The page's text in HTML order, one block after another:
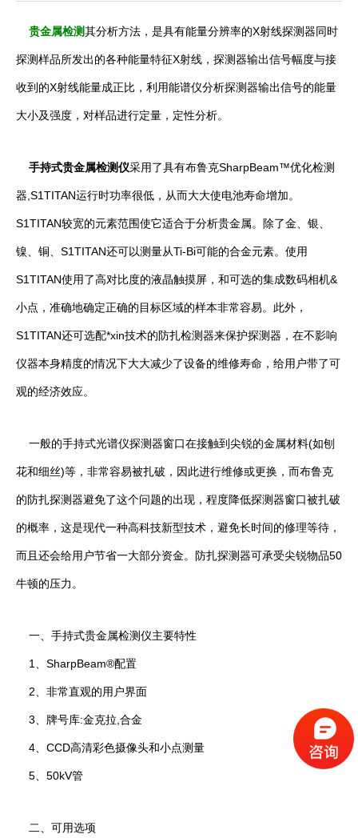
贵金属检测其分析方法，是具有能量分辨率的X射线探测器同时
探测样品所发出的各种能量特征X射线，探测器输出信号幅度与接
收到的X射线能量成正比，利用能谱仪分析探测器输出信号的能量
大小及强度，对样品进行定量，定性分析。
手持式贵金属检测仪采用了具有布鲁克SharpBeam™优化检测
器,S1TITAN运行时功率很低，从而大大使电池寿命增加。
S1TITAN较宽的元素范围使它适合于分析贵金属。除了金、银、
镍、铜、S1TITAN还可以测量从Ti-Bi可能的合金元素。使用
S1TITAN使用了高对比度的液晶触摸屏，和可选的集成数码相机&
小点，准确地确定正确的目标区域的样本非常容易。此外，
S1TITAN还可选配*xin技术的防扎检测器来保护探测器，在不影响
仪器本身精度的情况下大大减少了设备的维修寿命，给用户带了可
观的经济效应。
一般的手持式光谱仪探测器窗口在接触到尖锐的金属材料(如刨
花和细丝)等，非常容易被扎破，因此进行维修或更换，而布鲁克
的防扎探测器避免了这个问题的出现，程度降低探测器窗口被扎破
的概率，这是现代一种高科技新型技术，避免长时间的修理等待，
而且还会给用户节省一大部分资金。防扎探测器可承受尖锐物品50
牛顿的压力。
一、手持式贵金属检测仪主要特性
1、SharpBeam®配置
2、非常直观的用户界面
3、牌号库:金克拉,合金
4、CCD高清彩色摄像头和小点测量
5、50kV管
二、可用选项